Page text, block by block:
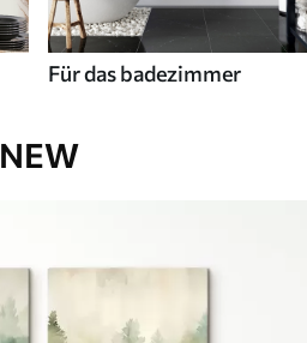
Für das badezimmer
NEW